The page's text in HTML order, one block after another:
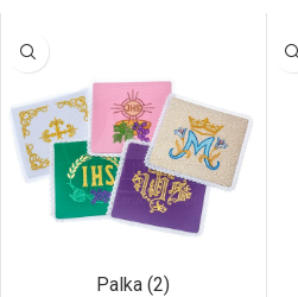
Palka (2)